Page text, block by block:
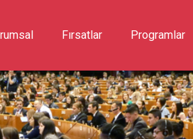
Fırsatlar Programlar